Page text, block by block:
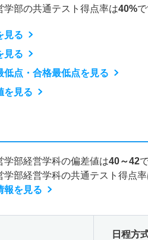
学部の共通テスト得点率は40%で
見る
見る
低点・合格最低点を見る
を見る
学部経営学科の偏差値は40～42
学部経営学科の共通テスト得点率
報を見る
日程方